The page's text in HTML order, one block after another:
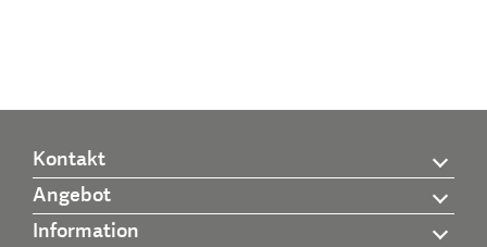
Kontakt
Angebot
Information